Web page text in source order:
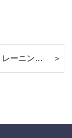
自宅トレーニング レッスン5